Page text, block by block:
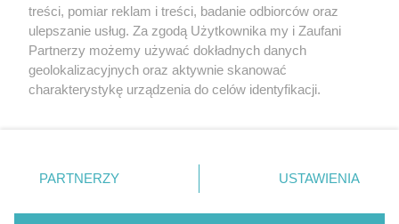
© 2026 Grupa ZPR Media
treści, pomiar reklam i treści, badanie odbiorców oraz
ulepszanie usług. Za zgodą Użytkownika my i Zaufani
Partnerzy możemy używać dokładnych danych
geolokalizacyjnych oraz aktywnie skanować
charakterystykę urządzenia do celów identyfikacji.
zmienić/wycofać klikając przycisk ustawień prywatności
znajdujący się w lewym dolnym rogu strony
rodzaje przetwarzania danych nie wymagają zgody
PARTNERZY USTAWIENIA